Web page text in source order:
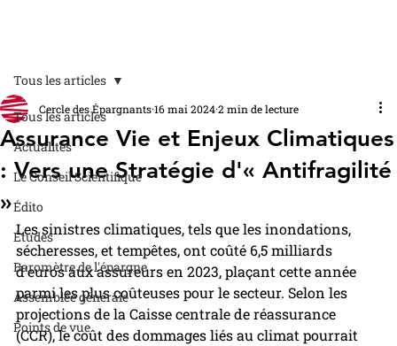
Tous les articles
Actualités
Le Conseil Scientifique
Édito
Études
Baromètre de l'épargne
Assemblée générale
Points de vue
Tous les articles
Assurance Vie et Enjeux Climatiques
: Vers une Stratégie d'« Antifragilité
»
Cercle des Épargnants16 mai 20242 min de lecture
Les sinistres climatiques, tels que les inondations,
sécheresses, et tempêtes, ont coûté 6,5 milliards
d’euros aux assureurs en 2023, plaçant cette année
parmi les plus coûteuses pour le secteur. Selon les
projections de la Caisse centrale de réassurance
(CCR), le coût des dommages liés au climat pourrait